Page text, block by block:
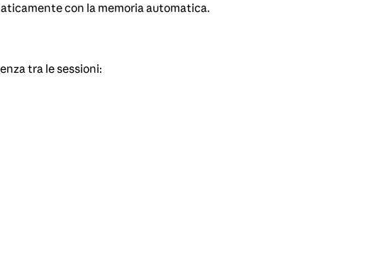
con la memoria automatica.
tra le sessioni: